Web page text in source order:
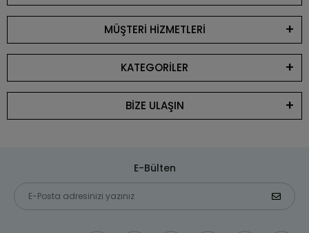
MÜŞTERİ HİZMETLERİ
KATEGORİLER
BİZE ULAŞIN
E-Bülten